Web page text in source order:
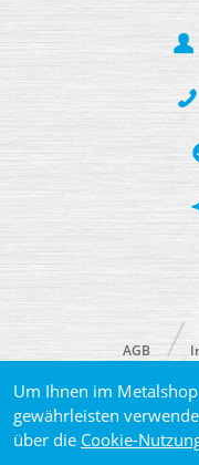
Um Ihnen im
gewährleisten
über die Cookie-
© 2026
AGB